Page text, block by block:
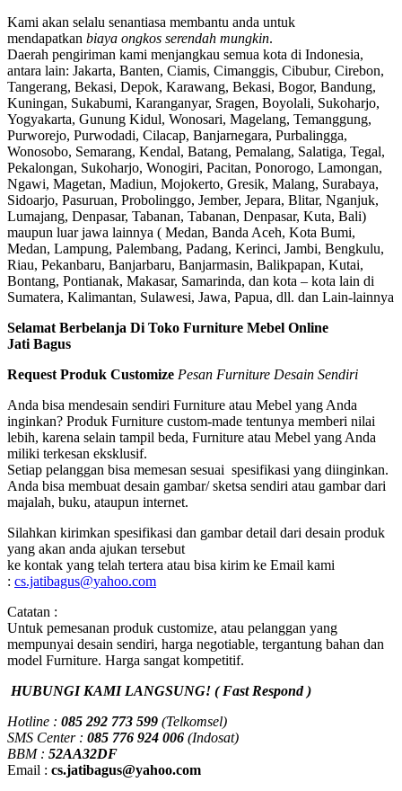
Kami akan selalu senantiasa membantu anda untuk
mendapatkan biaya ongkos serendah mungkin.
Daerah pengiriman kami menjangkau semua kota di Indonesia,
antara lain: Jakarta, Banten, Ciamis, Cimanggis, Cibubur, Cirebon,
Tangerang, Bekasi, Depok, Karawang, Bekasi, Bogor, Bandung,
Kuningan, Sukabumi, Karanganyar, Sragen, Boyolali, Sukoharjo,
Yogyakarta, Gunung Kidul, Wonosari, Magelang, Temanggung,
Purworejo, Purwodadi, Cilacap, Banjarnegara, Purbalingga,
Wonosobo, Semarang, Kendal, Batang, Pemalang, Salatiga, Tegal,
Pekalongan, Sukoharjo, Wonogiri, Pacitan, Ponorogo, Lamongan,
Ngawi, Magetan, Madiun, Mojokerto, Gresik, Malang, Surabaya,
Sidoarjo, Pasuruan, Probolinggo, Jember, Jepara, Blitar, Nganjuk,
Lumajang, Denpasar, Tabanan, Tabanan, Denpasar, Kuta, Bali)
maupun luar jawa lainnya ( Medan, Banda Aceh, Kota Bumi,
Medan, Lampung, Palembang, Padang, Kerinci, Jambi, Bengkulu,
Riau, Pekanbaru, Banjarbaru, Banjarmasin, Balikpapan, Kutai,
Bontang, Pontianak, Makasar, Samarinda, dan kota – kota lain di
Sumatera, Kalimantan, Sulawesi, Jawa, Papua, dll. dan Lain-lainnya
Selamat Berbelanja Di Toko Furniture Mebel Online
Jati Bagus
Request Produk Customize Pesan Furniture Desain Sendiri
Anda bisa mendesain sendiri Furniture atau Mebel yang Anda
inginkan? Produk Furniture custom-made tentunya memberi nilai
lebih, karena selain tampil beda, Furniture atau Mebel yang Anda
miliki terkesan eksklusif.
Setiap pelanggan bisa memesan sesuai spesifikasi yang diinginkan.
Anda bisa membuat desain gambar/ sketsa sendiri atau gambar dari
majalah, buku, ataupun internet.
Silahkan kirimkan spesifikasi dan gambar detail dari desain produk
yang akan anda ajukan tersebut
ke kontak yang telah tertera atau bisa kirim ke Email kami
: cs.jatibagus@yahoo.com
Catatan :
Untuk pemesanan produk customize, atau pelanggan yang
mempunyai desain sendiri, harga negotiable, tergantung bahan dan
model Furniture. Harga sangat kompetitif.
HUBUNGI KAMI LANGSUNG! ( Fast Respond )
Hotline : 085 292 773 599 (Telkomsel)
SMS Center : 085 776 924 006 (Indosat)
BBM : 52AA32DF
Email : cs.jatibagus@yahoo.com